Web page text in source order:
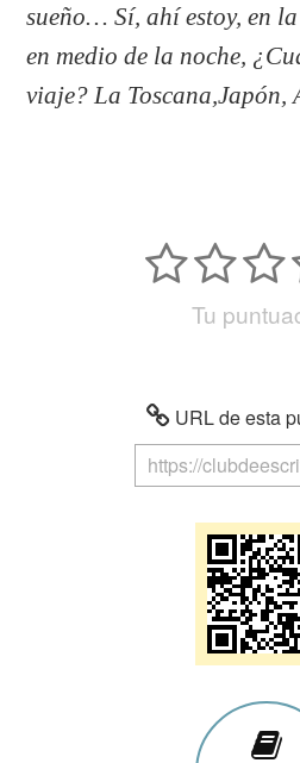
sueño… Sí, ahí estoy, en
en medio de la noche,
viaje? La Toscana,Japón,
Tu
URL de esta